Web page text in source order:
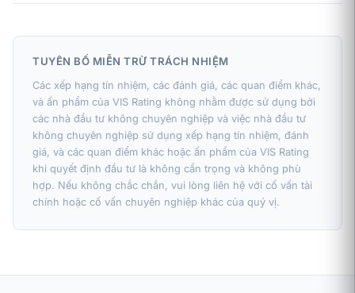
TUYÊN BỐ MIỄN TRỪ TRÁCH NHIỆM
Các xếp hạng tín nhiệm, các đánh giá, các quan điểm khác,
và ấn phẩm của VIS Rating không nhằm được sử dụng bởi
các nhà đầu tư không chuyên nghiệp và việc nhà đầu tư
không chuyên nghiệp sử dụng xếp hạng tín nhiệm, đánh
giá, và các quan điểm khác hoặc ấn phẩm của VIS Rating
khi quyết định đầu tư là không cẩn trọng và không phù
hợp. Nếu không chắc chắn, vui lòng liên hệ với cố vấn tài
chính hoặc cố vấn chuyên nghiệp khác của quý vị.